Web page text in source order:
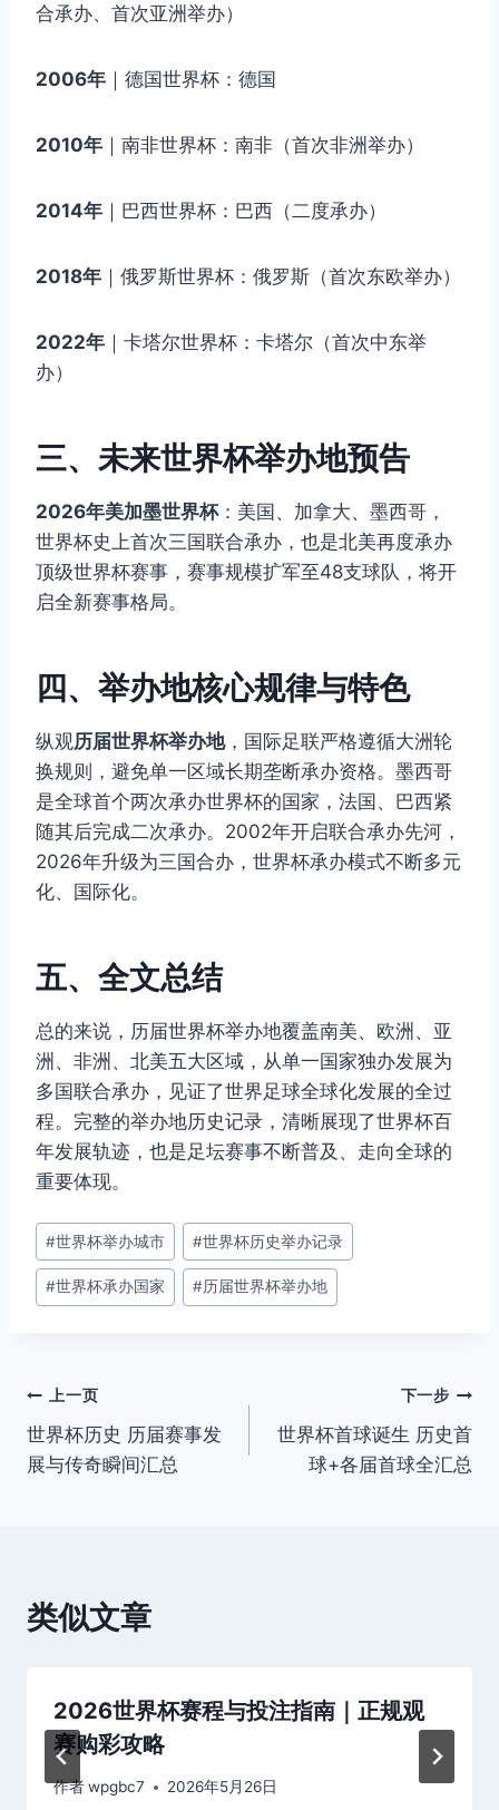
合承办、首次亚洲举办）
2006年 ｜德国世界杯：德国
2010年 ｜南非世界杯：南非（首次非洲举办）
2014年 ｜巴西世界杯：巴西（二度承办）
2018年 ｜俄罗斯世界杯：俄罗斯（首次东欧举办）
2022年 ｜卡塔尔世界杯：卡塔尔（首次中东举
办）
三、未来世界杯举办地预告
2026年美加墨世界杯：美国、加拿大、墨西哥，
世界杯史上首次三国联合承办，也是北美再度承办
顶级世界杯赛事，赛事规模扩军至48支球队，将开
启全新赛事格局。
四、举办地核心规律与特色
纵观历届世界杯举办地，国际足联严格遵循大洲轮
换规则，避免单一区域长期垄断承办资格。墨西哥
是全球首个两次承办世界杯的国家，法国、巴西紧
随其后完成二次承办。2002年开启联合承办先河，
2026年升级为三国合办，世界杯承办模式不断多元
化、国际化。
五、全文总结
总的来说，历届世界杯举办地覆盖南美、欧洲、亚
洲、非洲、北美五大区域，从单一国家独办发展为
多国联合承办，见证了世界足球全球化发展的全过
程。完整的举办地历史记录，清晰展现了世界杯百
年发展轨迹，也是足坛赛事不断普及、走向全球的
重要体现。
文
章
标
#世界杯举办城市 #世界杯历史举办记录
#世界杯承办国家 #历届世界杯举办地
文
章
上一页
世界杯历史 历届赛事发
展与传奇瞬间汇总
下一步
世界杯首球诞生 历史首
球+各届首球全汇总
类似文章
2026世界杯赛程与投注指南｜正规观
赛购彩攻略
作者wpgbc7 2026年5月26日